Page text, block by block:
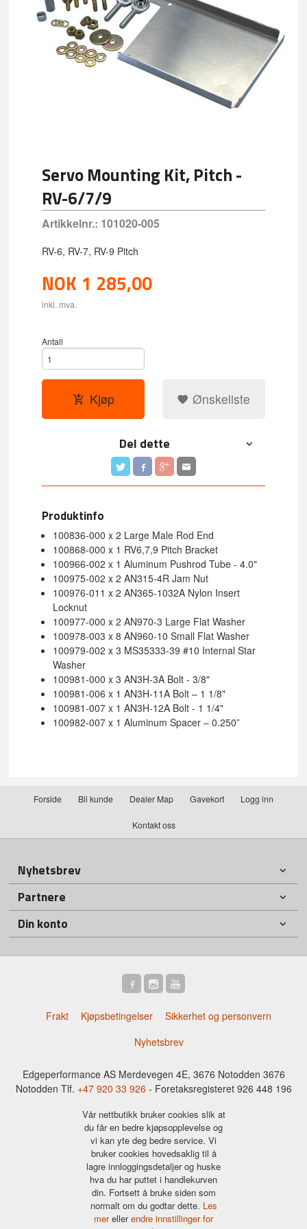
Servo Mounting Kit, Pitch -
RV-6/7/9
Artikkelnr.: 101020-005
RV-6, RV-7, RV-9 Pitch
NOK 1 285,00
inkl. mva.
Antall
Kjøp Ønskeliste
Del dette
Produktinfo
100836-000 x 2 Large Male Rod End
100868-000 x 1 RV6,7,9 Pitch Bracket
100966-002 x 1 Aluminum Pushrod Tube - 4.0"
100975-002 x 2 AN315-4R Jam Nut
100976-011 x 2 AN365-1032A Nylon Insert
Locknut
100977-000 x 2 AN970-3 Large Flat Washer
100978-003 x 8 AN960-10 Small Flat Washer
100979-002 x 3 MS35333-39 #10 Internal Star
Washer
100981-000 x 3 AN3H-3A Bolt - 3/8"
100981-006 x 1 AN3H-11A Bolt – 1 1/8"
100981-007 x 1 AN3H-12A Bolt - 1 1/4"
100982-007 x 1 Aluminum Spacer – 0.250”
Forside Bli kunde Dealer Map Gavekort Logg inn
Kontakt oss
Nyhetsbrev
Partnere
Din konto
Frakt Kjøpsbetingelser
Sikkerhet og personvern
Nyhetsbrev
Edgeperformance AS Merdevegen 4E, 3676 Notodden 3676
Notodden Tlf. +47 920 33 926 - Foretaksregisteret 926 448 196
Vår nettbutikk bruker cookies slik at
du får en bedre kjøpsopplevelse og
vi kan yte deg bedre service. Vi
bruker cookies hovedsaklig til å
lagre innloggingsdetaljer og huske
hva du har puttet i handlekurven
din. Fortsett å bruke siden som
normalt om du godtar dette. Les
merellerendre innstillinger for